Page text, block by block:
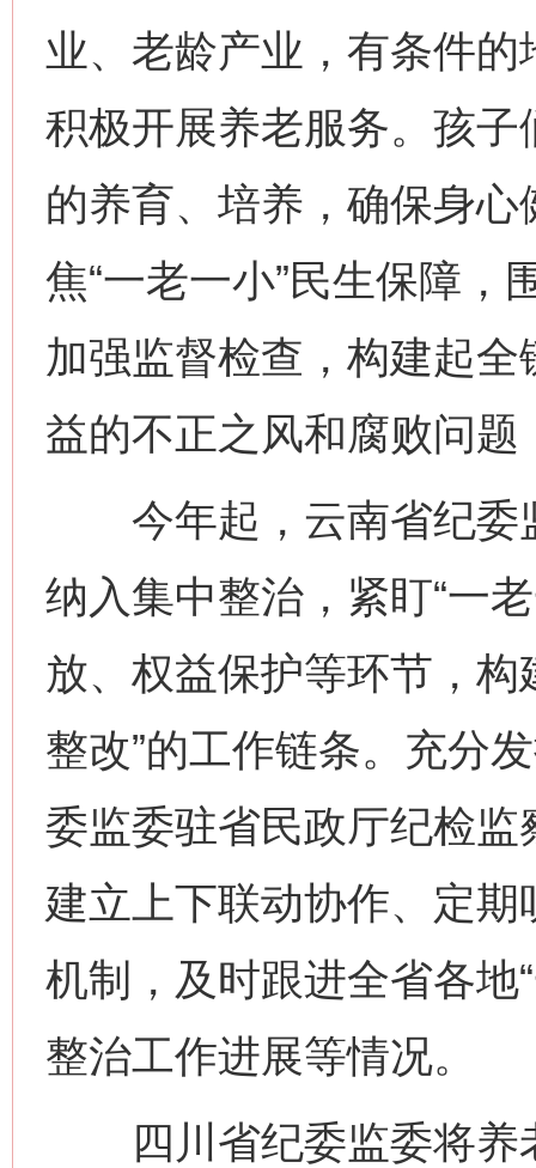
业、老龄产业，有条件
积极开展养老服务。孩
的养育、培养，确保身
焦“一老一小”民生保障，
加强监督检查，构建起
益的不正之风和腐败问
今年起，云南省纪委
纳入集中整治，紧盯“一
放、权益保护等环节，
整改”的工作链条。充分
委监委驻省民政厅纪检
建立上下联动协作、定
机制，及时跟进全省各地
整治工作进展等情况。
四川省纪委监委将养